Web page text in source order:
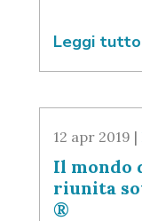
Leggi tutto
12 apr 2019 |
Il mondo
riunita
®